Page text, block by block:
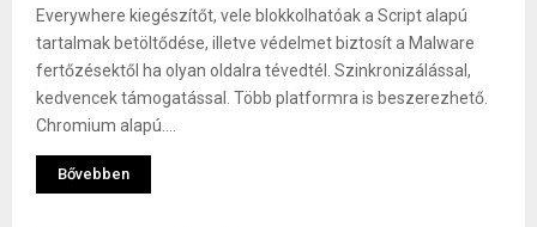
Everywhere kiegészítőt, vele blokkolhatóak a Script alapú
tartalmak betöltődése, illetve védelmet biztosít a Malware
fertőzésektől ha olyan oldalra tévedtél. Szinkronizálással,
kedvencek támogatással. Több platformra is beszerezhető.
Chromium alapú....
Bővebben